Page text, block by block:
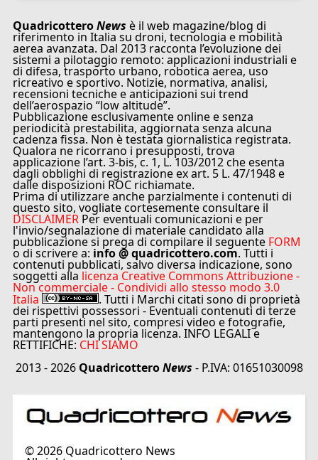
QuadricotteroNews è il web magazine/blog di
riferimento in Italia su droni, tecnologia e mobilità
aerea avanzata. Dal 2013 racconta l’evoluzione dei
sistemi a pilotaggio remoto: applicazioni industriali e
di difesa, trasporto urbano, robotica aerea, uso
ricreativo e sportivo. Notizie, normativa, analisi,
recensioni tecniche e anticipazioni sui trend
dell’aerospazio “low altitude”.
Pubblicazione esclusivamente online e senza
periodicità prestabilita, aggiornata senza alcuna
cadenza fissa. Non è testata giornalistica registrata.
Qualora ne ricorrano i presupposti, trova
applicazione l’art. 3-bis, c. 1, L. 103/2012 che esenta
dagli obblighi di registrazione ex art. 5 L. 47/1948 e
dalle disposizioni ROC richiamate.
Prima di utilizzare anche parzialmente i contenuti di
questo sito, vogliate cortesemente consultare il
DISCLAIMER Per eventuali comunicazioni e per
l'invio/segnalazione di materiale candidato alla
pubblicazione si prega di compilare il seguente FORM
o di scrivere a: info @ quadricottero.com. Tutti i
contenuti pubblicati, salvo diversa indicazione, sono
soggetti alla licenza Creative Commons Attribuzione -
Non commerciale - Condividi allo stesso modo 3.0
Italia . Tutti i Marchi citati sono di proprietà
dei rispettivi possessori - Eventuali contenuti di terze
parti presenti nel sito, compresi video e fotografie,
mantengono la propria licenza. INFO LEGALI e
RETTIFICHE: CHI SIAMO
2013 - 2026 QuadricotteroNews - P.IVA: 01651030098
©2026Quadricottero News